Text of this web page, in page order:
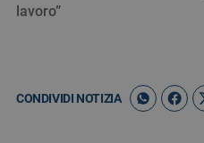
lavoro”
CONDIVIDI NOTIZIA